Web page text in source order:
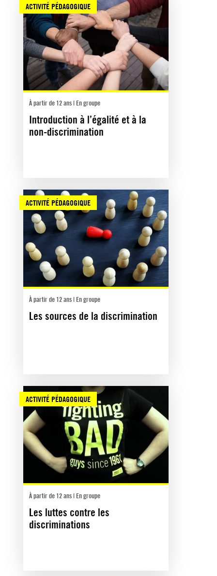
ACTIVITÉ PÉDAGOGIQUE
À partir de 12 ans | En groupe
Introduction à l’égalité et à la
non-discrimination
ACTIVITÉ PÉDAGOGIQUE
À partir de 12 ans | En groupe
Les sources de la discrimination
ACTIVITÉ PÉDAGOGIQUE
À partir de 12 ans | En groupe
Les luttes contre les
discriminations